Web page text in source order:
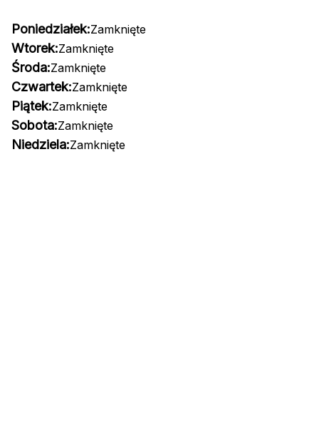
Poniedziałek:Zamknięte
Wtorek:Zamknięte
Środa:Zamknięte
Czwartek:Zamknięte
Piątek:Zamknięte
Sobota:Zamknięte
Niedziela:Zamknięte